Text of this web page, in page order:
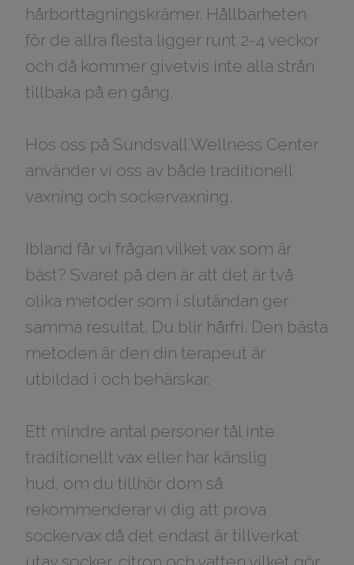
hårborttagningskrämer. Hållbarheten
för de allra flesta ligger runt 2-4 veckor
och då kommer givetvis inte alla strån
tillbaka på en gång.
Hos oss på Sundsvall Wellness Center
använder vi oss av både traditionell
vaxning och sockervaxning.
Ibland får vi frågan vilket vax som är
bäst? Svaret på den är att det är två
olika metoder som i slutändan ger
samma resultat. Du blir hårfri. Den bästa
metoden är den din terapeut är
utbildad i och behärskar.
Ett mindre antal personer tål inte
traditionellt vax eller har känslig
hud, om du tillhör dom så
rekommenderar vi dig att prova
sockervax då det endast är tillverkat